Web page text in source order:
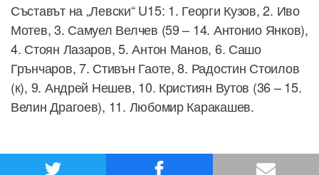
Съставът на „Левски“ U15: 1. Георги Кузов, 2. Иво
Мотев, 3. Самуел Велчев (59 – 14. Антонио Янков),
4. Стоян Лазаров, 5. Антон Манов, 6. Сашо
Грънчаров, 7. Стивън Гаоте, 8. Радостин Стоилов
(к), 9. Андрей Нешев, 10. Кристиян Вутов (36 – 15.
Велин Драгоев), 11. Любомир Каракашев.